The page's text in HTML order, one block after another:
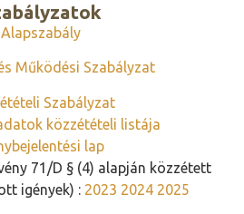
Alapszabály
Működési Szabályzat
Szabályzat
közzétételi listája
lap
71/D § (4) alapján közzétett
igények) : 2023 2024 2025